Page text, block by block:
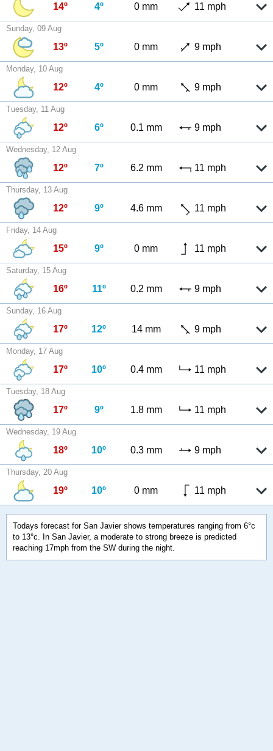
14º 4º 0 mm 11 mph
Sunday, 09 Aug
13º 5º 0 mm 9 mph
Monday, 10 Aug
12º 4º 0 mm 9 mph
Tuesday, 11 Aug
12º 6º 0.1 mm 9 mph
Wednesday, 12 Aug
12º 7º 6.2 mm 11 mph
Thursday, 13 Aug
12º 9º 4.6 mm 11 mph
Friday, 14 Aug
15º 9º 0 mm 11 mph
Saturday, 15 Aug
16º 11º 0.2 mm 9 mph
Sunday, 16 Aug
17º 12º 14 mm 9 mph
Monday, 17 Aug
17º 10º 0.4 mm 11 mph
Tuesday, 18 Aug
17º 9º 1.8 mm 11 mph
Wednesday, 19 Aug
18º 10º 0.3 mm 9 mph
Thursday, 20 Aug
19º 10º 0 mm 11 mph
Todays forecast for San Javier shows temperatures ranging from 6°c
to 13°c. In San Javier, a moderate to strong breeze is predicted
reaching 17mph from the SW during the night.